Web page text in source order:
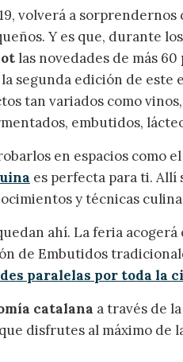
volverá a
Y es que, durante
las novedades de más 60
segunda edición de este
tan variados como vinos,
embutidos,
en espacios como el
es perfecta para ti. Allí
y técnicas
ahí. La feria acogerá
de Embutidos
paralelas por toda la
catalana a través de
disfrutes al máximo de
Analíticas y
Permiten realizar el
sitio web. La información
medición de la actividad de
los usuarios con el fin de
que hacen los usuarios del
del usuario para mejorar
experiencia a través de
Marketing y publicidad
Estas cookies son
elecciones personales del
hábitos de navegación.
en el sitio web y mostrar
usuario.
Guardar